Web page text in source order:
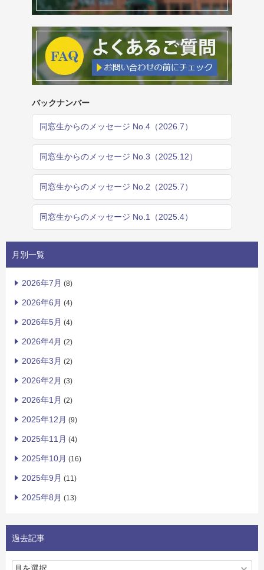
バックナンバー
同窓生からのメッセージ No.4（2026.7）
同窓生からのメッセージ No.3（2025.12）
同窓生からのメッセージ No.2（2025.7）
同窓生からのメッセージ No.1（2025.4）
月別一覧
2026年7月 (8)
2026年6月 (4)
2026年5月 (4)
2026年4月 (2)
2026年3月 (2)
2026年2月 (3)
2026年1月 (2)
2025年12月 (9)
2025年11月 (4)
2025年10月 (16)
2025年9月 (11)
2025年8月 (13)
過去記事